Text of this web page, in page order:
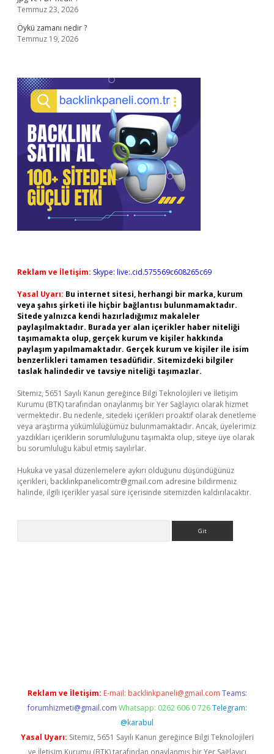
Temmuz 23, 2026
Öykü zamanı nedir ?
Temmuz 19, 2026
Reklam ve İletişim: Skype: live:.cid.575569c608265c69
Yasal Uyarı: Bu internet sitesi, herhangi bir marka, kurum
veya şahıs şirketi ile hiçbir bağlantısı bulunmamaktadır.
Sitede yalnızca kendi hazırladığımız makaleler
paylaşılmaktadır. Burada yer alan içerikler haber niteliği
taşımamakta olup, gerçek kurum ve kişiler hakkında
paylaşım yapılmamaktadır. Gerçek kurum ve kişiler ile isim
benzerlikleri tamamen tesadüfidir. Sitemizdeki bilgiler
taslak halindedir ve tavsiye niteliği taşımazlar.
Sitemiz, 5651 Sayılı Kanun gereğince Bilgi Teknolojileri ve İletişim
Kurumu (BTK) tarafından onaylanmış bir Yer Sağlayıcı olarak hizmet
vermektedir. Bu nedenle, sitedeki içerikleri proaktif olarak denetleme
veya araştırma yükümlülüğümüz bulunmamaktadır. Ancak, üyelerimiz
yazdıkları içeriklerin sorumluluğunu taşımakta olup, siteye üye olarak
bu sorumluluğu kabul etmiş sayılırlar.
Hukuka ve yasal düzenlemelere aykırı olduğunu düşündüğünüz
içerikleri, backlinkpanelicomtr@gmail.com adresine bildirmeniz
halinde, ilgili içerikler yasal süre içerisinde sitemizden kaldırılacaktır.
Reklam ve İletişim: E-mail: backlinkpaneli@gmail.com Teams:
forumhizmeti@gmail.com Whatsapp: 0262 606 0 726 Telegram:
@karabul
Yasal Uyarı: Sitemiz, 5651 Sayılı Kanun gereğince Bilgi Teknolojileri
ve İletişim Kurumu (BTK) tarafından onaylanmış bir Yer Sağlayıcı